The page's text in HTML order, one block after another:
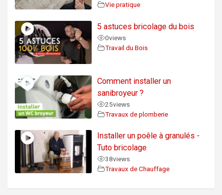
Vie pratique
5 astuces bricolage du bois
0views
Travail du Bois
Comment installer un
sanibroyeur ?
25views
Travaux de plomberie
Installer un poêle à granulés -
Tuto bricolage
38views
Travaux de Chauffage